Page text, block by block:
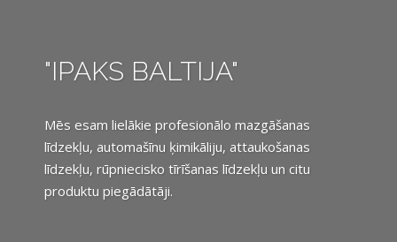
"IPAKS BALTIJA"
Mēs esam lielākie profesionālo mazgāšanas
līdzekļu, automašīnu ķimikāliju, attaukošanas
līdzekļu, rūpniecisko tīrīšanas līdzekļu un citu
produktu piegādātāji.